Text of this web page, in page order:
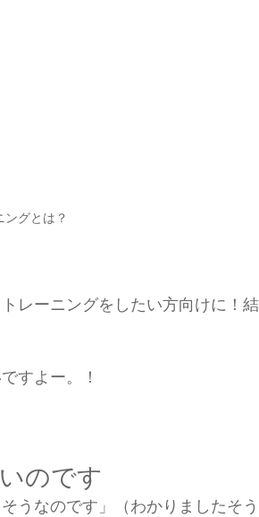
グとは？
レーニングをしたい方向けに！結
すよー。！
のです
うなのです」（わかりましたそう